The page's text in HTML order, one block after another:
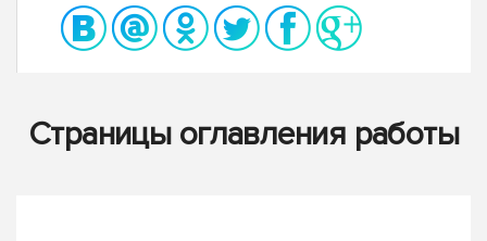
Страницы оглавления работы